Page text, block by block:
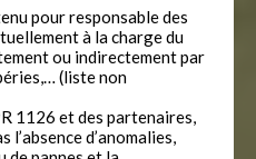
pour responsable des
à la charge du
ou indirectement par
(liste non
1126 et des partenaires,
l’absence d’anomalies,